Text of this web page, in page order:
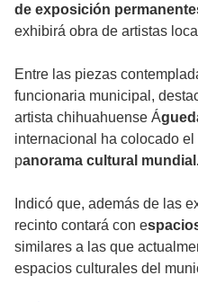
de exposición
exhibirá obra de artistas
Entre las piezas
funcionaria municipal,
artista chihuahuense Á
internacional ha colocado
panorama cultural
Indicó que, además de las
recinto contará con e
similares a las que
espacios culturales del